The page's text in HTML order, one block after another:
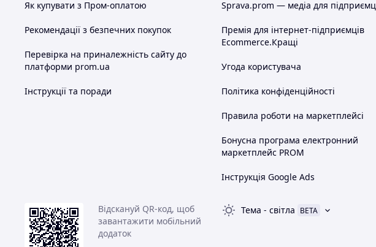
Як купувати з Пром-оплатою
Рекомендації з безпечних покупок
Перевірка на приналежність сайту до
платформи prom.ua
Інструкції та поради
Sprava.prom — медіа для
Премія для інтернет-підприємців
Ecommerce.Кращі
Угода користувача
Політика конфіденційності
Правила роботи на маркетплейсі
Бонусна програма електронний
маркетплейс PROM
Інструкція Google Ads
Відскануй QR-код, щоб
завантажити мобільний
додаток
Тема - світла BETA